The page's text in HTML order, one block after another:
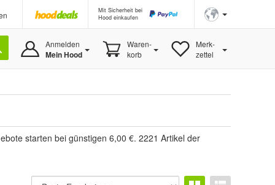
Mit Sicherheit bei
Hood einkaufen
Anmelden
Mein Hood
Waren-
korb
Merk-
zettel
starten bei günstigen 6,00 €. 2221 Artikel der